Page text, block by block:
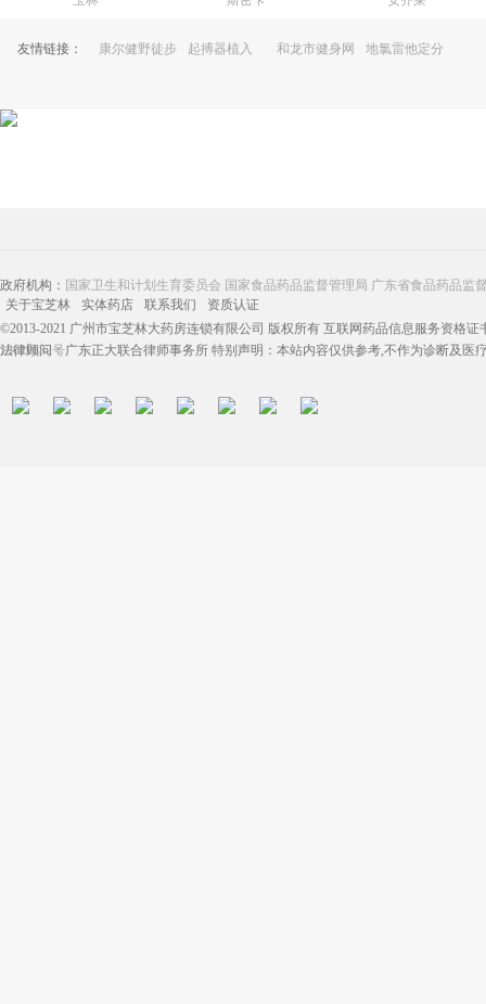
友情链接：
康尔健野徒步
起搏器植入 和龙市健身网
地氯雷他定分
政府机构： 国家卫生和计划生育委员会 国家食品药品监督管理局 广东省食品药品监
关于宝芝林
实体药店 联系我们
资质认证
©2013-2021 广州市宝芝林大药房连锁有限公司 版权所有 互联网药品信息服务资格证
13019832号
法律顾问：广东正大联合律师事务所 特别声明：本站内容仅供参考,不作为诊断及医